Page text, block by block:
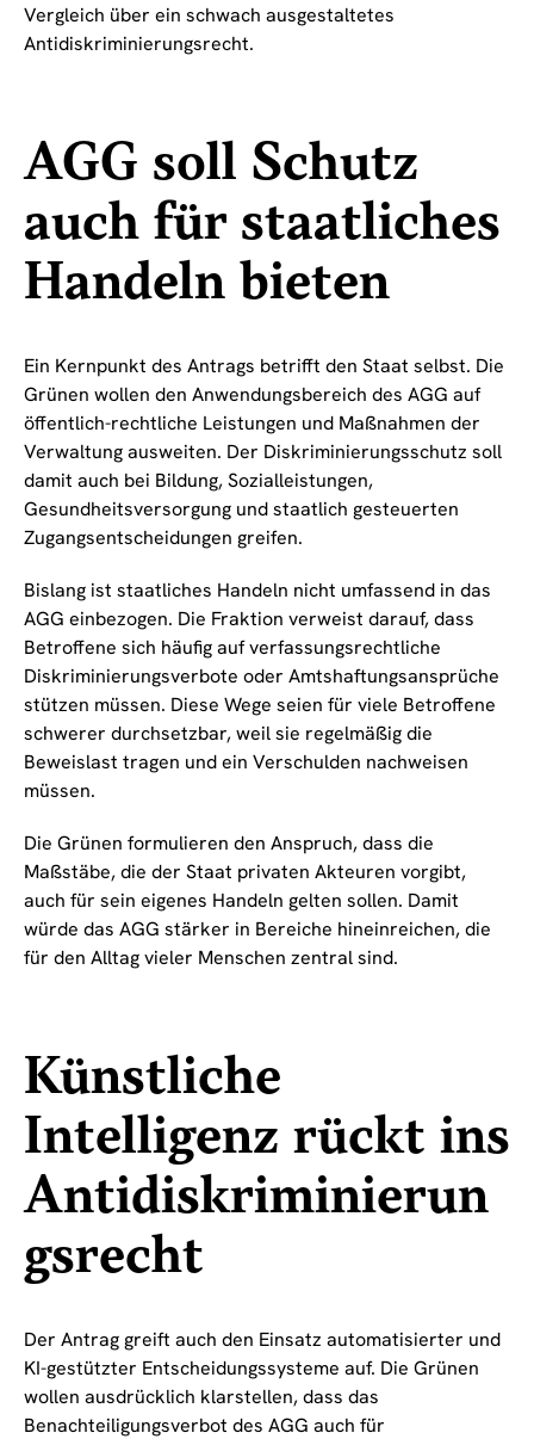
Vergleich über ein schwach ausgestaltetes
Antidiskriminierungsrecht.
AGG soll Schutz
auch für staatliches
Handeln bieten
Ein Kernpunkt des Antrags betrifft den Staat selbst. Die
Grünen wollen den Anwendungsbereich des AGG auf
öffentlich-rechtliche Leistungen und Maßnahmen der
Verwaltung ausweiten. Der Diskriminierungsschutz soll
damit auch bei Bildung, Sozialleistungen,
Gesundheitsversorgung und staatlich gesteuerten
Zugangsentscheidungen greifen.
Bislang ist staatliches Handeln nicht umfassend in das
AGG einbezogen. Die Fraktion verweist darauf, dass
Betroffene sich häufig auf verfassungsrechtliche
Diskriminierungsverbote oder Amtshaftungsansprüche
stützen müssen. Diese Wege seien für viele Betroffene
schwerer durchsetzbar, weil sie regelmäßig die
Beweislast tragen und ein Verschulden nachweisen
müssen.
Die Grünen formulieren den Anspruch, dass die
Maßstäbe, die der Staat privaten Akteuren vorgibt,
auch für sein eigenes Handeln gelten sollen. Damit
würde das AGG stärker in Bereiche hineinreichen, die
für den Alltag vieler Menschen zentral sind.
Künstliche
Intelligenz rückt ins
Antidiskriminierun
gsrecht
Der Antrag greift auch den Einsatz automatisierter und
KI-gestützter Entscheidungssysteme auf. Die Grünen
wollen ausdrücklich klarstellen, dass das
Benachteiligungsverbot des AGG auch für